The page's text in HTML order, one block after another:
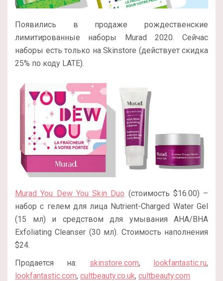
Появились в продаже рождественские
лимитированные наборы Murad 2020. Сейчас
наборы есть только на Skinstore (действует скидка
25% по коду LATE).
Murad You Dew You Skin Duo (стоимость $16.00) –
набор с гелем для лица Nutrient-Charged Water Gel
(15 мл) и средством для умывания AHA/BHA
Exfoliating Cleanser (30 мл). Стоимость наполнения
$24.
Продается на: skinstore.com, lookfantastic.ru,
lookfantastic.com, cultbeauty.co.uk, cultbeauty.com